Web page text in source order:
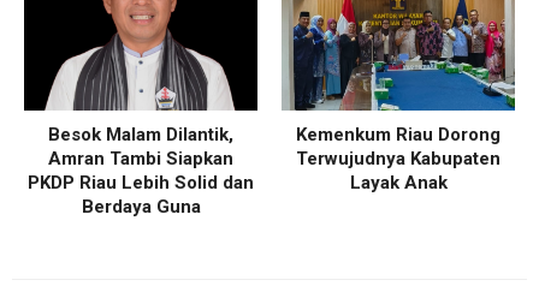
Besok Malam Dilantik,
Amran Tambi Siapkan
PKDP Riau Lebih Solid dan
Berdaya Guna
Kemenkum Riau Dorong
Terwujudnya Kabupaten
Layak Anak